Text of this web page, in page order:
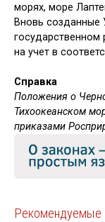
морях, море
Вновь созданные
государственном
на учет в
Справка
Положения о
Тихоокеанском
приказами
Рекомендуемые